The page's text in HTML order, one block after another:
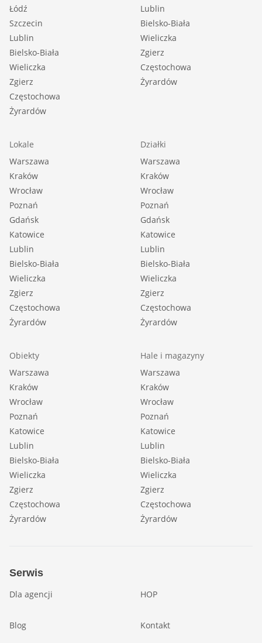
Łódź
Szczecin
Lublin
Bielsko-Biała
Wieliczka
Zgierz
Częstochowa
Żyrardów
Lublin
Bielsko-Biała
Wieliczka
Zgierz
Częstochowa
Żyrardów
Lokale
Warszawa
Kraków
Wrocław
Poznań
Gdańsk
Katowice
Lublin
Bielsko-Biała
Wieliczka
Zgierz
Częstochowa
Żyrardów
Działki
Warszawa
Kraków
Wrocław
Poznań
Gdańsk
Katowice
Lublin
Bielsko-Biała
Wieliczka
Zgierz
Częstochowa
Żyrardów
Obiekty
Warszawa
Kraków
Wrocław
Poznań
Katowice
Lublin
Bielsko-Biała
Wieliczka
Zgierz
Częstochowa
Żyrardów
Hale i magazyny
Warszawa
Kraków
Wrocław
Poznań
Katowice
Lublin
Bielsko-Biała
Wieliczka
Zgierz
Częstochowa
Żyrardów
Serwis
Dla agencji HOP
Blog Kontakt